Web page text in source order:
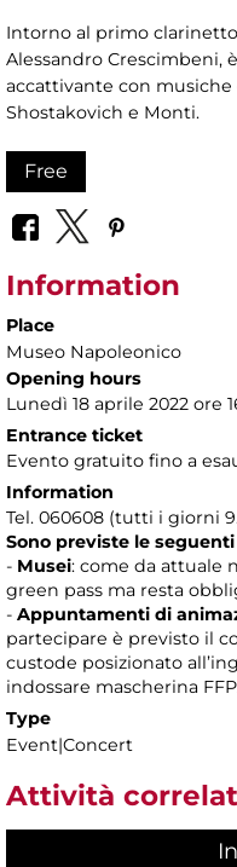
Intorno al primo
Alessandro Crescimbeni,
accattivante con musiche
Shostakovich e Monti.
Free
Information
Place
Museo Napoleonico
Opening hours
Lunedì 18 aprile 2022 ore
Entrance ticket
Evento gratuito fino a
Information
Tel. 060608 (tutti i giorni
Sono previste le
- Musei: come da attuale
green pass ma resta
- Appuntamenti di
partecipare è previsto il
custode posizionato
indossare mascherina
Type
Event|Concert
Attività